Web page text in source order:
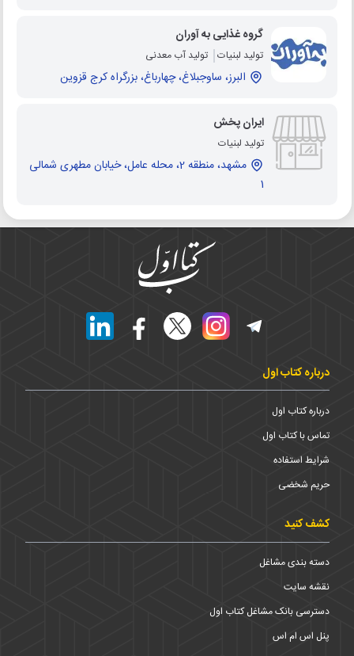
گروه غذایی به آوران
تولید لبنیات تولید آب معدنی
البرز، ساوجبلاغ، چهارباغ، بزرگراه کرج قزوین
ایران پخش
تولید لبنیات
مشهد، منطقه 2، محله عامل، خیابان مطهری شمالی
1
درباره کتاب اول
درباره کتاب اول
تماس با کتاب اول
شرایط استفاده
حریم شخضی
کشف کنید
دسته بندی مشاغل
نقشه سایت
دسترسی بانک مشاغل کتاب اول
پنل اس ام اس